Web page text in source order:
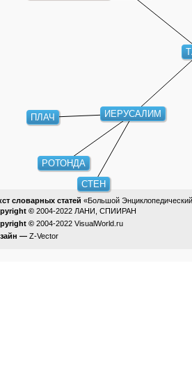
ИЕРУСАЛИМ
РОТОНДА
ПЛАЧ
СТЕН
словарных статей «Большой
© 2004-2022 ЛАНИ, СПИИРАН
© 2004-2022 VisualWorld.ru
— Z-Vector